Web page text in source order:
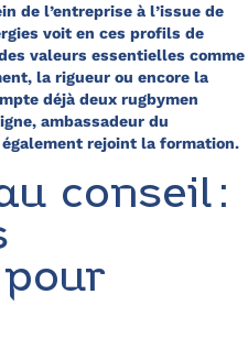
de l’entreprise à l’issue de
voit en ces profils de
valeurs essentielles comme
la rigueur ou encore la
déjà deux rugbymen
ambassadeur du
rejoint la formation.
conseil :